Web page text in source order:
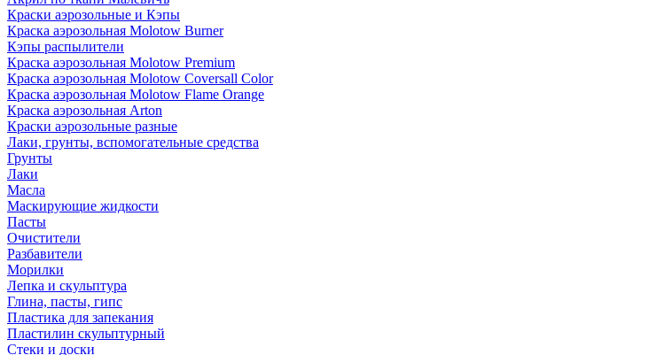
Краски аэрозольные и Кэпы
Краска аэрозольная Molotow Burner
Кэпы распылители
Краска аэрозольная Molotow Premium
Краска аэрозольная Molotow Coversall Color
Краска аэрозольная Molotow Flame Orange
Краска аэрозольная Arton
Краски аэрозольные разные
Лаки, грунты, вспомогательные средства
Грунты
Лаки
Масла
Маскирующие жидкости
Пасты
Очистители
Разбавители
Морилки
Лепка и скульптура
Глина, пасты, гипс
Пластика для запекания
Пластилин скульптурный
Стеки и доски